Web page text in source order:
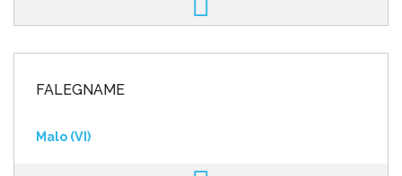
FALEGNAME
Malo (VI)